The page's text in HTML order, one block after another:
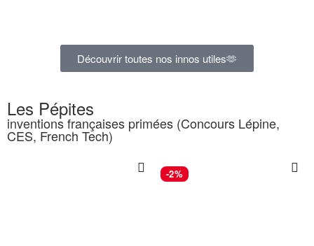
Découvrir toutes nos innos utiles🫶
Les Pépites
inventions françaises primées (Concours Lépine,
CES, French Tech)
-2%